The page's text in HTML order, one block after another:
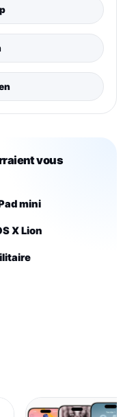
vous
mini
X Lion